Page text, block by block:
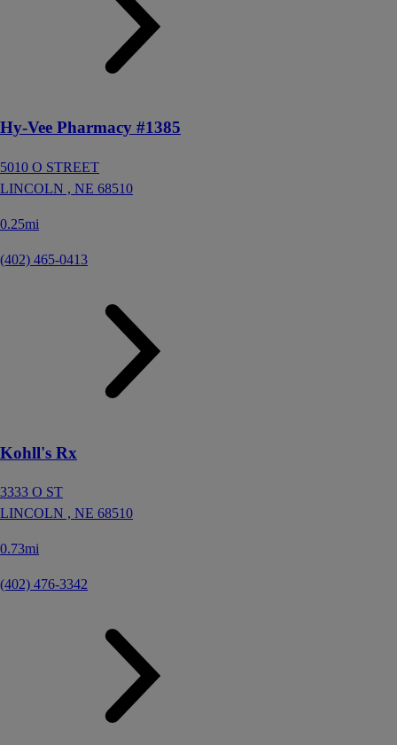
Hy-Vee Pharmacy #1385
5010 O STREET
LINCOLN , NE 68510
0.25mi
(402) 465-0413
Kohll's Rx
3333 O ST
LINCOLN , NE 68510
0.73mi
(402) 476-3342